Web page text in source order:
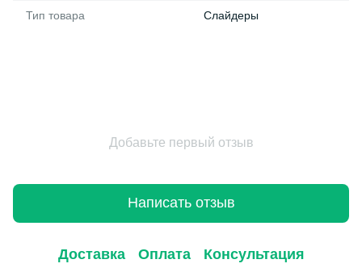
Тип товара Слайдеры
Добавьте первый отзыв
Написать отзыв
Доставка Оплата Консультация